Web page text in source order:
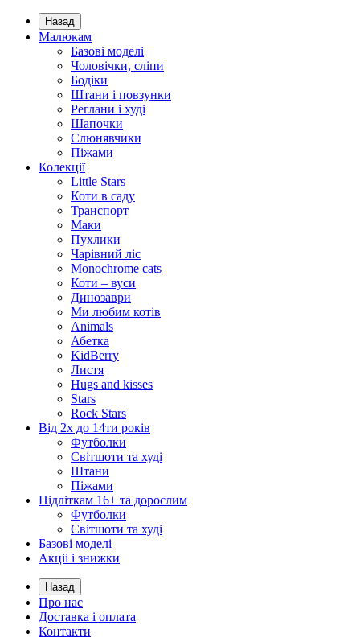
Назад
Малюкам
Базові моделі
Чоловічки, сліпи
Бодіки
Штани і повзунки
Реглани і худі
Шапочки
Слюнявчики
Піжами
Колекції
Little Stars
Коти в саду
Транспорт
Маки
Пухлики
Чарівний ліс
Monochrome cats
Коти – вуси
Динозаври
Ми любим котів
Animals
Абетка
KidBerry
Листя
Hugs and kisses
Stars
Rock Stars
Від 2х до 14ти років
Футболки
Світшоти та худі
Штани
Піжами
Підліткам 16+ та дорослим
Футболки
Світшоти та худі
Базові моделі
Акціі і знижки
Назад
Про нас
Доставка і оплата
Контакти